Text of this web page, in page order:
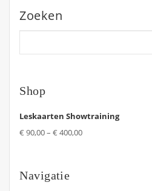
Zoeken
Shop
Leskaarten Showtraining
€ 90,00–€ 400,00
Navigatie